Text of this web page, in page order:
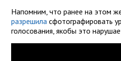
Напомним, что ранее на этом
разрешила сфотографировать
голосования, якобы это